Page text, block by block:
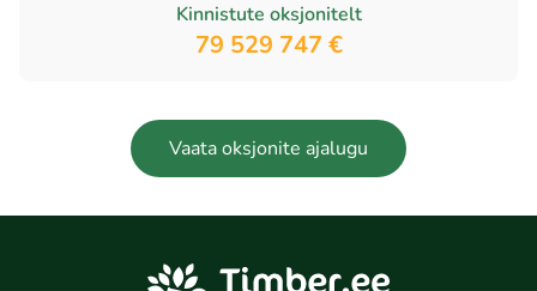
Kinnistute oksjonitelt
79 529 747 €
Vaata oksjonite ajalugu